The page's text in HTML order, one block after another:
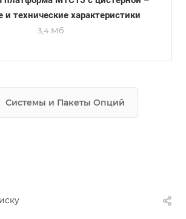
и технические характеристики
3,4 Мб
Системы и Пакеты Опций